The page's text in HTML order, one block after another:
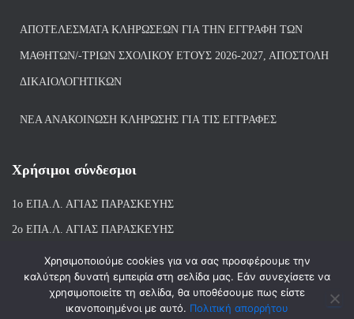
ΑΠΟΤΕΛΈΣΜΑΤΑ ΚΛΗΡΏΣΕΩΝ ΓΙΑ ΤΗΝ ΕΓΓΡΑΦΉ ΤΩΝ
ΜΑΘΗΤΏΝ/-ΤΡΙΏΝ ΣΧΟΛΙΚΟΎ ΈΤΟΥΣ 2026-2027, ΑΠΟΣΤΟΛΉ
ΔΙΚΑΙΟΛΟΓΗΤΙΚΏΝ
ΝΕΑ ΑΝΑΚΟΙΝΩΣΗ ΚΛΗΡΩΣΗΣ ΓΙΑ ΤΙΣ ΕΓΓΡΑΦΕΣ
Χρήσιμοι σύνδεσμοι
1ο ΕΠΑ.Λ. ΑΓΙΑΣ ΠΑΡΑΣΚΕΥΗΣ
2ο ΕΠΑ.Λ. ΑΓΙΑΣ ΠΑΡΑΣΚΕΥΗΣ
1ο Ε.Κ. ΑΓΙΑΣ ΠΑΡΑΣΚΕΥΗΣ
ΒΙΒΛΙΟΘΗΚΗ 1ου & 2ου ΕΠΑΛ ΑΓΙΑΣ ΠΑΡΑΣΚΕΥΗΣ
Χρησιμοποιούμε cookies για να σας προσφέρουμε την
καλύτερη δυνατή εμπειρία στη σελίδα μας. Εάν συνεχίσετε να
χρησιμοποιείτε τη σελίδα, θα υποθέσουμε πως είστε
ικανοποιημένοι με αυτό. Πολιτική απορρήτου